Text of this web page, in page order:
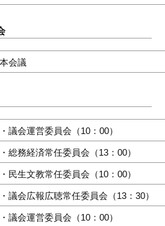
本会議
・議会運営委員会（10：00）
・総務経済常任委員会（13：00）
・民生文教常任委員会（10：00）
・議会広報広聴常任委員会（13：30）
・議会運営委員会（10：00）